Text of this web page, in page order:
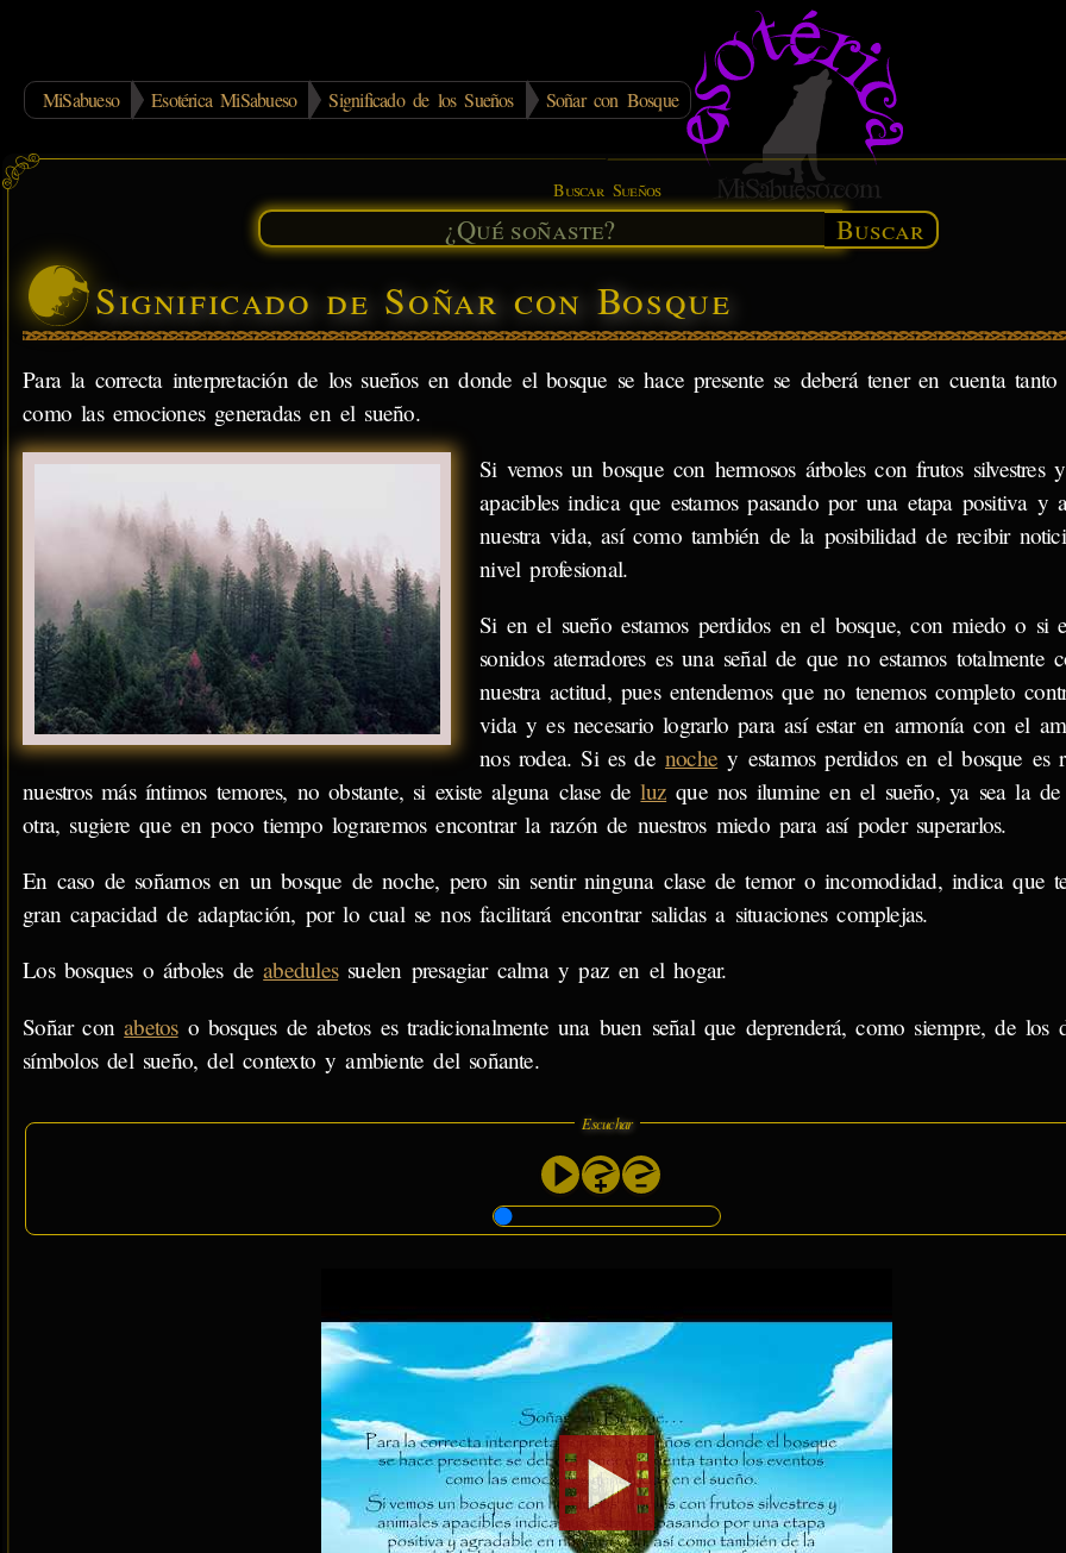
MiSabueso Esotérica MiSabueso Significado de los Sueños Soñar con Bosque
Buscar Sueños
Buscar
Significado de Soñar con Bosque
Para la correcta interpretación de los sueños en donde el bosque se hace presente se deberá tener en cuenta tanto
como las emociones generadas en el sueño.
Si vemos un bosque con hermosos árboles con frutos silvestres
apacibles indica que estamos pasando por una etapa positiva y
nuestra vida, así como también de la posibilidad de recibir
nivel profesional.
Si en el sueño estamos perdidos en el bosque, con miedo o si
sonidos aterradores es una señal de que no estamos totalmente
nuestra actitud, pues entendemos que no tenemos completo
vida y es necesario lograrlo para así estar en armonía con el
nos rodea. Si es denoche y estamos perdidos en el bosque es
nuestros más íntimos temores, no obstante, si existe alguna clase deluz que nos ilumine en el sueño, ya sea la
otra, sugiere que en poco tiempo lograremos encontrar la razón de nuestros miedo para así poder superarlos.
En caso de soñarnos en un bosque de noche, pero sin sentir ninguna clase de temor o incomodidad, indica que
gran capacidad de adaptación, por lo cual se nos facilitará encontrar salidas a situaciones complejas.
Los bosques o árboles deabedulessuelen presagiar calma y paz en el hogar.
Soñar conabetoso bosques de abetos es tradicionalmente una buen señal que deprenderá, como siempre, de los
símbolos del sueño, del contexto y ambiente del soñante.
Escuchar